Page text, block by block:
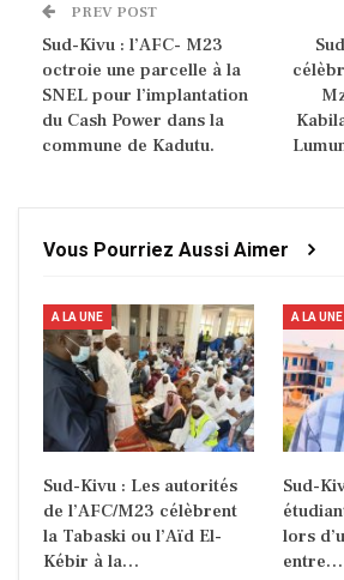
PREV POST
Sud-Kivu : l’AFC- M23
octroie une parcelle à la
SNEL pour l’implantation
du Cash Power dans la
commune de Kadutu.
Vous Pourriez Aussi Aimer
A LA UNE
Sud-Kivu : Les autorités
de l’AFC/M23 célèbrent
la Tabaski ou l’Aïd El-
Kébir à la…
A LA UNE
Sud-
lors
entre…